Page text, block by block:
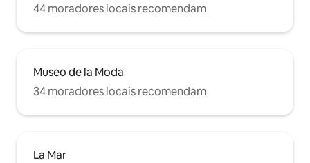
44 moradores locais recomendam
Museo de la Moda
34 moradores locais recomendam
La Mar